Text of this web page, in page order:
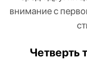
внимание с
Четверть